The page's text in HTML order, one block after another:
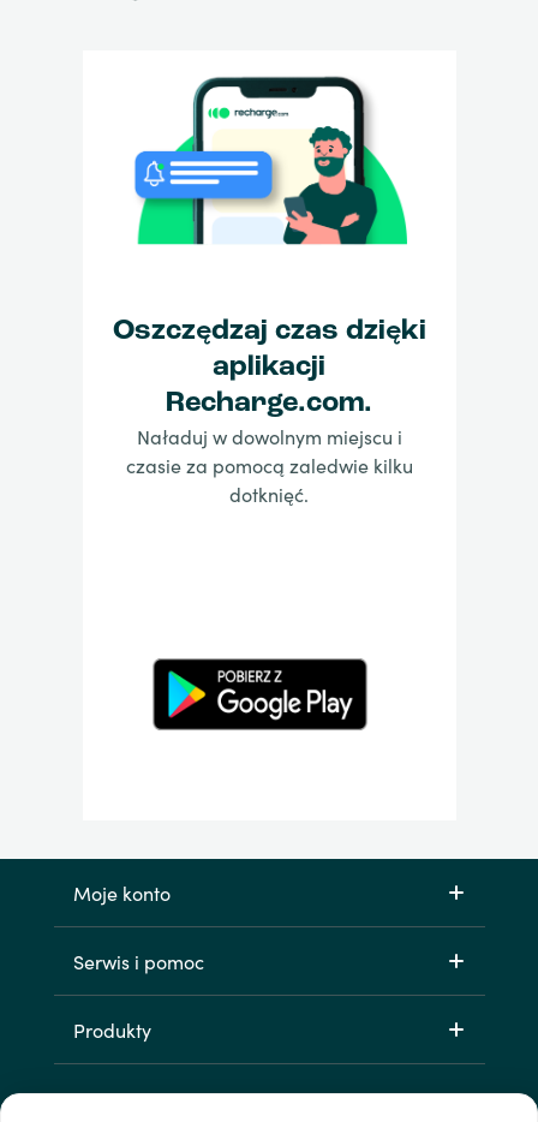
Oszczędzaj czas dzięki
aplikacji
Recharge.com.
Naładuj w dowolnym miejscu i
czasie za pomocą zaledwie kilku
dotknięć.
Moje konto
Serwis i pomoc
Produkty